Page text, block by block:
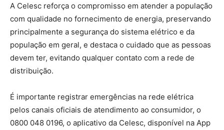
A Celesc reforça o compromisso em atender a população
com qualidade no fornecimento de energia, preservando
principalmente a segurança do sistema elétrico e da
população em geral, e destaca o cuidado que as pessoas
devem ter, evitando qualquer contato com a rede de
distribuição.
É importante registrar emergências na rede elétrica
pelos canais oficiais de atendimento ao consumidor, o
0800 048 0196, o aplicativo da Celesc, disponível na App